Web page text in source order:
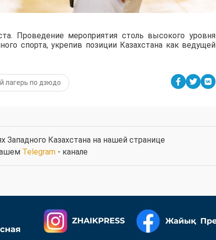
Проведение мероприятия столь высокого уровня
спорта, укрепив позиции Казахстана как ведущей
лагерь по дзюдо
Казахстана на нашей странице
Telegram- канале